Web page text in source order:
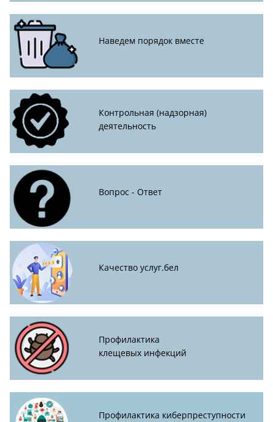
Наведем порядок вместе
Контрольная (надзорная)
деятельность
Вопрос - Ответ
Качество услуг.бел
Профилактика
клещевых инфекций
Профилактика киберпреступности